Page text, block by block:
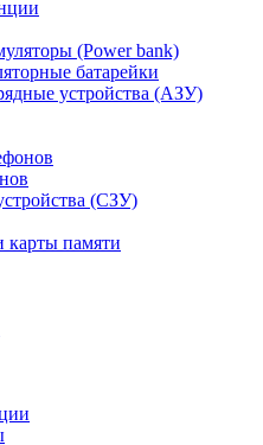
(Power bank)
батарейки
устройства (АЗУ)
(СЗУ)
карты памяти